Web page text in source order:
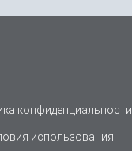
конфиденциальности
использования